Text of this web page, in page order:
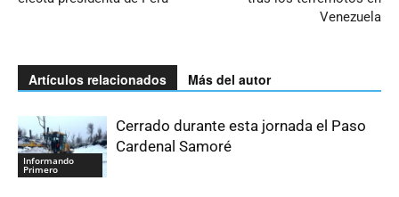
Venezuela
Artículos relacionados Más del autor
Informando
Primero
Cerrado durante esta jornada el Paso
Cardenal Samoré